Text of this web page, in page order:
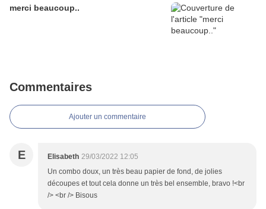
merci beaucoup..
Commentaires
Ajouter un commentaire
E Elisabeth 29/03/2022 12:05
Un combo doux, un très beau papier de fond, de jolies
découpes et tout cela donne un très bel ensemble, bravo !<br
/> <br /> Bisous